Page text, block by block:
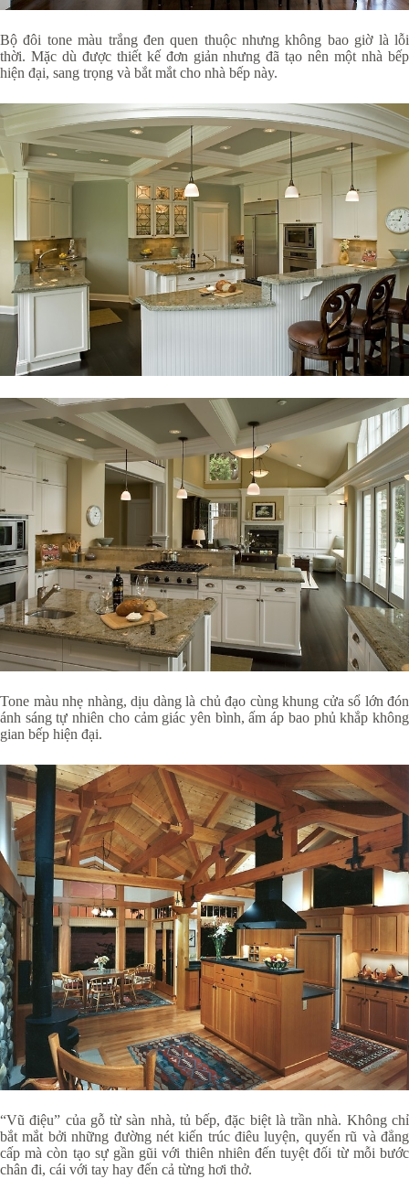
Bộ đôi tone màu trắng đen quen thuộc nhưng không bao giờ là lỗi
thời. Mặc dù được thiết kế đơn giản nhưng đã tạo nên một nhà bếp
hiện đại, sang trọng và bắt mắt cho nhà bếp này.
Tone màu nhẹ nhàng, dịu dàng là chủ đạo cùng khung cửa sổ lớn đón
ánh sáng tự nhiên cho cảm giác yên bình, ấm áp bao phủ khắp không
gian bếp hiện đại.
“Vũ điệu” của gỗ từ sàn nhà, tủ bếp, đặc biệt là trần nhà. Không chỉ
bắt mắt bởi những đường nét kiến trúc điêu luyện, quyến rũ và đẳng
cấp mà còn tạo sự gần gũi với thiên nhiên đến tuyệt đối từ mỗi bước
chân đi, cái với tay hay đến cả từng hơi thở.